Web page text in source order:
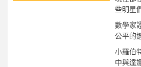
些明星
數學家
公平的
小羅伯
中與達